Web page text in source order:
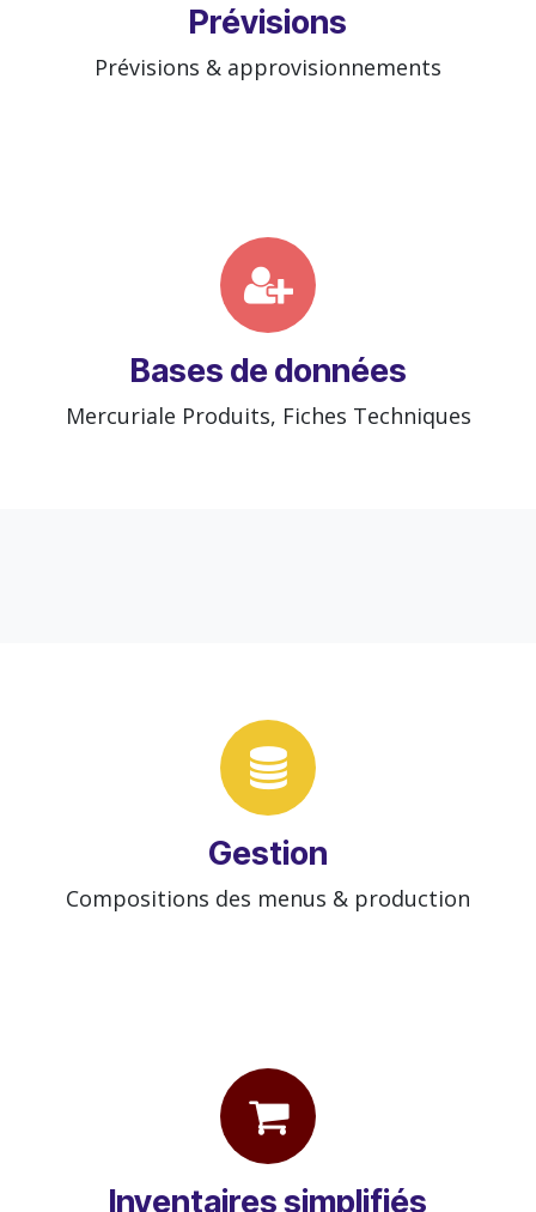
Prévisions
Prévisions & approvisionnements
Bases de données
Mercuriale Produits, Fiches Techniques
Gestion
Compositions des menus & production
Inventaires simplifiés